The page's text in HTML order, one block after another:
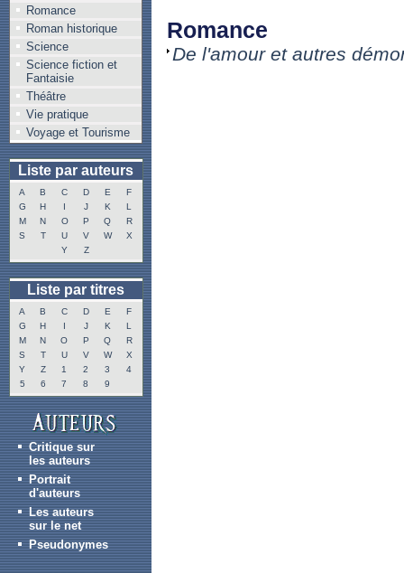
Romance
Roman historique
Science
Science fiction et
Fantaisie
Théâtre
Vie pratique
Voyage et Tourisme
Liste par auteurs
A B C D E
F
G
H I J K
L
M
N O P Q
R
S
T U V W
X
Y
Z
Liste par titres
A B C D E
F
G
H I J K
L
M
N O P Q
R
S
T U V W
X
Y
Z 1 2 3
4
5
6 7 8 9
Critique sur
les auteurs
Portrait
d'auteurs
Les auteurs
sur le net
Pseudonymes
Romance
De l'amour et autres